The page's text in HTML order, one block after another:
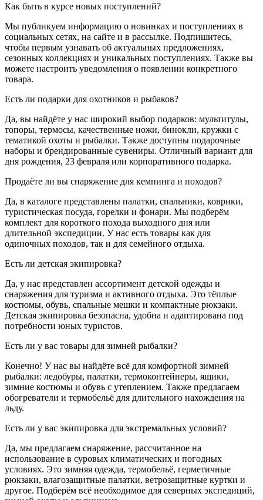
Как быть в курсе новых поступлений?
Мы публикуем информацию о новинках и поступлениях в
социальных сетях, на сайте и в рассылке. Подпишитесь,
чтобы первым узнавать об актуальных предложениях,
сезонных коллекциях и уникальных поступлениях. Также вы
можете настроить уведомления о появлении конкретного
товара.
Есть ли подарки для охотников и рыбаков?
Да, вы найдёте у нас широкий выбор подарков: мультитулы,
топоры, термосы, качественные ножи, бинокли, кружки с
тематикой охоты и рыбалки. Также доступны подарочные
наборы и брендированные сувениры. Отличный вариант для
дня рождения, 23 февраля или корпоративного подарка.
Продаёте ли вы снаряжение для кемпинга и походов?
Да, в каталоге представлены палатки, спальники, коврики,
туристическая посуда, горелки и фонари. Мы подберём
комплект для короткого похода выходного дня или
длительной экспедиции. У нас есть товары как для
одиночных походов, так и для семейного отдыха.
Есть ли детская экипировка?
Да, у нас представлен ассортимент детской одежды и
снаряжения для туризма и активного отдыха. Это тёплые
костюмы, обувь, спальные мешки и компактные рюкзаки.
Детская экипировка безопасна, удобна и адаптирована под
потребности юных туристов.
Есть ли у вас товары для зимней рыбалки?
Конечно! У нас вы найдёте всё для комфортной зимней
рыбалки: ледобуры, палатки, термоконтейнеры, ящики,
зимние костюмы и обувь с утеплением. Также предлагаем
обогреватели и термобельё для длительного нахождения на
льду.
Есть ли у вас экипировка для экстремальных условий?
Да, мы предлагаем снаряжение, рассчитанное на
использование в суровых климатических и погодных
условиях. Это зимняя одежда, термобельё, герметичные
рюкзаки, влагозащитные палатки, ветрозащитные куртки и
другое. Подберём всё необходимое для северных экспедиций,